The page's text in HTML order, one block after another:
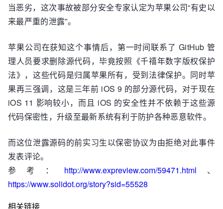
当恶劣，这次事故被部分安全专家认定为苹果公司“有史以
来最严重的泄露”。
苹果公司在获知这个事情后，第一时间联系了 GitHub 管
理人员要求删除源代码，毕竟按照《千禧年数字版权保护
法》，这些代码是归属苹果所有，受到法律保护。同时苹
果再三强调，这是三年前 iOS 9 的部分源代码，对于现在
iOS 11 影响较小，而且 iOS 的安全性并不依赖于这些源
代码保密性，升级至最新系统有利于防护各种恶意软件。
而这位泄露源码的前实习生以保密协议为由拒绝对此事件
发表评论。
参考： http://www.expreview.com/59471.html 、
https://www.solidot.org/story?sid=55528
相关链接